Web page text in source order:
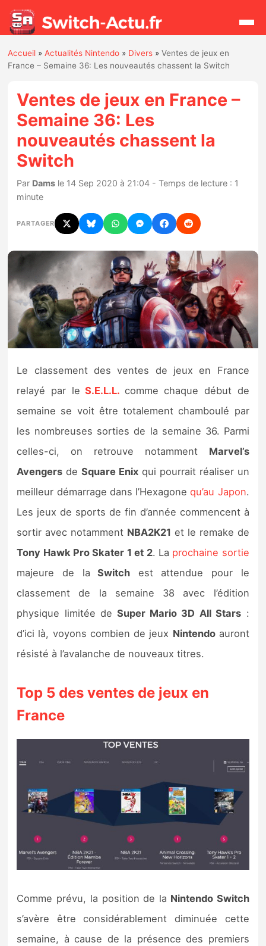
Rechercher
Actualités
Jeux
Hardware
Mises à jour
Chiffres de ventes
Rumeurs
Nintendo Direct
Tests et previews
Tests d’accessoires
Autres tests
Previews
Précommandes
Précommandes jeux Switch 2
Bons plans
Guides
Accueil »Actualités Nintendo » Divers »Ventes de jeux en
France – Semaine 36: Les nouveautés chassent la Switch
Ventes de jeux en France –
Semaine 36: Les
nouveautés chassent la
Switch
Par Dams le 14 Sep 2020 à 21:04 - Temps de lecture : 1
minute
PARTAGER
Le classement des ventes de jeux en France
relayé par le S.E.L.L. comme chaque début de
semaine se voit être totalement chamboulé par
les nombreuses sorties de la semaine 36. Parmi
celles-ci, on retrouve notamment Marvel’s
Avengers deSquare Enix qui pourrait réaliser un
meilleur démarrage dans l’Hexagone qu’au Japon.
Les jeux de sports de fin d’année commencent à
sortir avec notamment NBA2K21 et le remake de
Tony Hawk Pro Skater 1 et 2. La prochaine sortie
majeure de la Switch est attendue pour le
classement de la semaine 38 avec l’édition
physique limitée de Super Mario 3D All Stars :
d’ici là, voyons combien de jeux Nintendoauront
résisté à l’avalanche de nouveaux titres.
Top 5 des ventes de jeux en
France
Comme prévu, la position de la Nintendo Switch
s’avère être considérablement diminuée cette
semaine, à cause de la présence des premiers